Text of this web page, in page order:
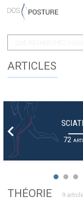
ARTICLES
72
THÉORIE 9